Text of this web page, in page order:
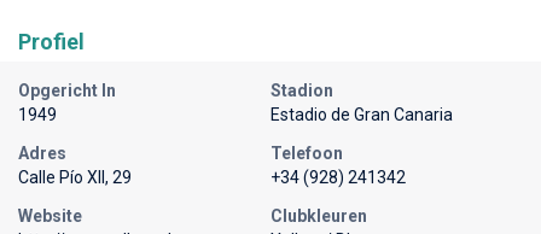
Profiel
Opgericht In
1949
Stadion
Estadio de Gran Canaria
Adres
Calle Pío XII, 29
Telefoon
+34 (928) 241342
Website
Clubkleuren